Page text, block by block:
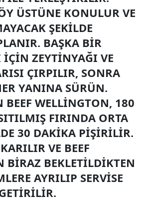
ÜSTÜNE KONULUR VE
ŞEKILDE
BAŞKA BIR
IÇIN ZEYTINYAĞI VE
ÇIRPILIR, SONRA
YANINA SÜRÜN.
BEEF WELLINGTON, 180
FIRINDA ORTA
30 DAKIKA PIŞIRILIR.
VE BEEF
BIRAZ BEKLETILDIKTEN
AYRILIP SERVISE